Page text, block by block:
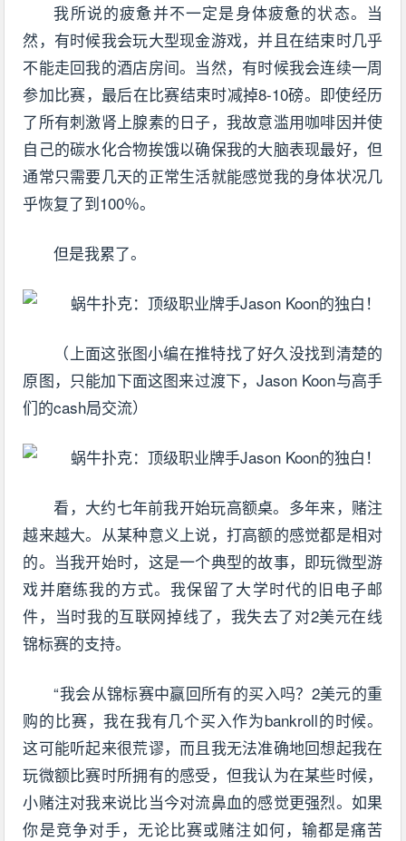
我所说的疲惫并不一定是身体疲惫的状态。当
然，有时候我会玩大型现金游戏，并且在结束时几乎
不能走回我的酒店房间。当然，有时候我会连续一周
参加比赛，最后在比赛结束时减掉8-10磅。即使经历
了所有刺激肾上腺素的日子，我故意滥用咖啡因并使
自己的碳水化合物挨饿以确保我的大脑表现最好，但
通常只需要几天的正常生活就能感觉我的身体状况几
乎恢复了到100％。
但是我累了。
（上面这张图小编在推特找了好久没找到清楚的
原图，只能加下面这图来过渡下，Jason Koon与高手
们的cash局交流）
看，大约七年前我开始玩高额桌。多年来，赌注
越来越大。从某种意义上说，打高额的感觉都是相对
的。当我开始时，这是一个典型的故事，即玩微型游
戏并磨练我的方式。我保留了大学时代的旧电子邮
件，当时我的互联网掉线了，我失去了对2美元在线
锦标赛的支持。
“我会从锦标赛中赢回所有的买入吗？2美元的重
购的比赛，我在我有几个买入作为bankroll的时候。
这可能听起来很荒谬，而且我无法准确地回想起我在
玩微额比赛时所拥有的感受，但我认为在某些时候，
小赌注对我来说比当今对流鼻血的感觉更强烈。如果
你是竞争对手，无论比赛或赌注如何，输都是痛苦